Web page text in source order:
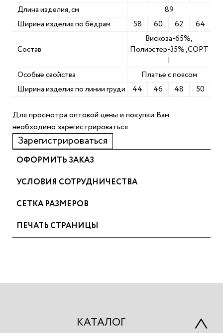
Для просмотра оптовой цены и покупки Вам
необходимо зарегистрироваться
Зарегистрироваться
Длина изделия, см
89
Ширина изделия по бедрам
58 60 62 64
Состав
Вискоза-65%,
Полиэстер-35% ,СОРТ
Особые свойства
Платье с поясом
Ширина изделия по линии груди
44 46 48 50
ОФОРМИТЬ ЗАКАЗ
УСЛОВИЯ СОТРУДНИЧЕСТВА
СЕТКА РАЗМЕРОВ
ПЕЧАТЬ СТРАНИЦЫ
КАТАЛОГ